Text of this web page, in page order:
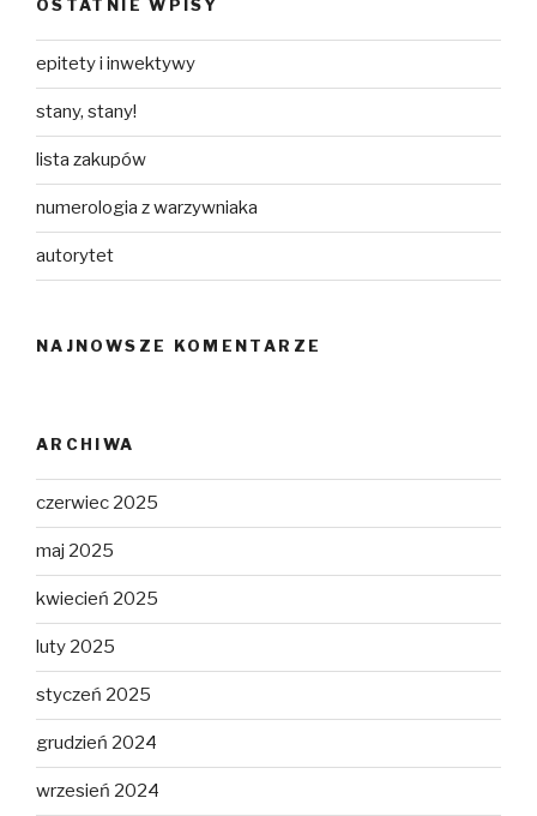
OSTATNIE WPISY
epitety i inwektywy
stany, stany!
lista zakupów
numerologia z warzywniaka
autorytet
NAJNOWSZE KOMENTARZE
ARCHIWA
czerwiec 2025
maj 2025
kwiecień 2025
luty 2025
styczeń 2025
grudzień 2024
wrzesień 2024